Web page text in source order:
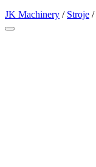
JK Machinery / Stroje /